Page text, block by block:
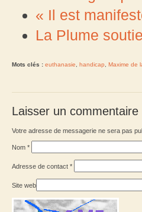
« Il est
La Plume
Mots clés : euthanasie handicap Maxime de
Laisser un commentaire
Votre adresse de messagerie ne sera pas
Nom *
Adresse de contact *
Site web